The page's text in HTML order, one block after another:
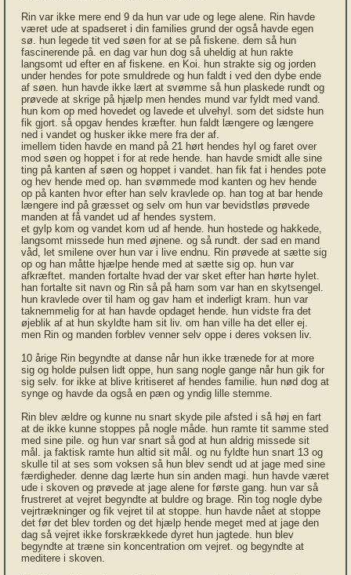
Rin var ikke mere end 9 da hun var ude og lege alene. Rin havde
været ude at spadseret i din families grund der også havde egen
sø. hun legede tit ved søen for at se på fiskene. dem så hun
fascinerende på. en dag var hun dog så uheldig at hun rakte
langsomt ud efter en af fiskene. en Koi. hun strakte sig og jorden
under hendes for pote smuldrede og hun faldt i ved den dybe ende
af søen. hun havde ikke lært at svømme så hun plaskede rundt og
prøvede at skrige på hjælp men hendes mund var fyldt med vand.
hun kom op med hovedet og lavede et ulvehyl. som det sidste hun
fik gjort. så opgav hendes kræfter. hun faldt længere og længere
ned i vandet og husker ikke mere fra der af.
imellem tiden havde en mand på 21 hørt hendes hyl og faret over
mod søen og hoppet i for at rede hende. han havde smidt alle sine
ting på kanten af søen og hoppet i vandet. han fik fat i hendes pote
og hev hende med op. han svømmede mod kanten og hev hende
op på kanten hvor efter han selv kravlede op. han tog at bar hende
længere ind på græsset og selv om hun var bevidstløs prøvede
manden at få vandet ud af hendes system.
et gylp kom og vandet kom ud af hende. hun hostede og hakkede,
langsomt missede hun med øjnene. og så rundt. der sad en mand
våd, let smilene over hun var i live endnu. Rin prøvede at sætte sig
op og han måtte hjælpe hende med at sætte sig op. hun var
afkræftet. manden fortalte hvad der var sket efter han hørte hylet.
han fortalte sit navn og Rin så på ham som var han en skytsengel.
hun kravlede over til ham og gav ham et inderligt kram. hun var
taknemmelig for at han havde opdaget hende. hun vidste fra det
øjeblik af at hun skyldte ham sit liv. om han ville ha det eller ej.
men Rin og manden forblev venner selv oppe i deres voksen liv.
10 årige Rin begyndte at danse når hun ikke trænede for at more
sig og holde pulsen lidt oppe, hun sang nogle gange når hun gik for
sig selv. for ikke at blive kritiseret af hendes familie. hun nød dog at
synge og havde da også en pæn og yndig lille stemme.
Rin blev ældre og kunne nu snart skyde pile afsted i så høj en fart
at de ikke kunne stoppes på nogle måde. hun ramte tit samme sted
med sine pile. og hun var snart så god at hun aldrig missede sit
mål. ja faktisk ramte hun altid sit mål. og nu fyldte hun snart 13 og
skulle til at ses som voksen så hun blev sendt ud at jage med sine
færdigheder. denne dag lærte hun sin anden magi. hun havde været
ude i skoven og prøvede at jage alene for første gang. hun var så
frustreret at vejret begyndte at buldre og brage. Rin tog nogle dybe
vejrtrækninger og fik vejret til at stoppe. hun havde nået at stoppe
det før det blev torden og det hjælp hende meget med at jage den
dag så vejret ikke forskrækkede dyret hun jagtede. hun blev
begyndte at træne sin koncentration om vejret. og begyndte at
meditere i skoven.